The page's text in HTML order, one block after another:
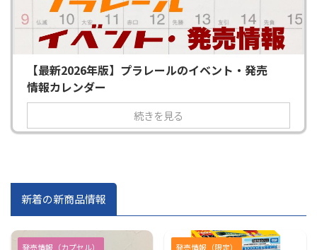
【最新2026年版】プラレールのイベント・発売
情報カレンダー
続きを見る
新着の新商品情報
発売情報（カプセル） 発売情報（限定）